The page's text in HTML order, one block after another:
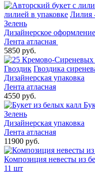
лилией в упаковке Лилия
Зелень
Дизайнерское оформление
Лента атласная
5850 руб.
Гвоздик Гвоздика
Дизайнерская упаковка
Лента атласная
4550 руб.
Зелень
Дизайнерская упаковка
Лента атласная
11900 руб.
Композиция невесты из
11 шт